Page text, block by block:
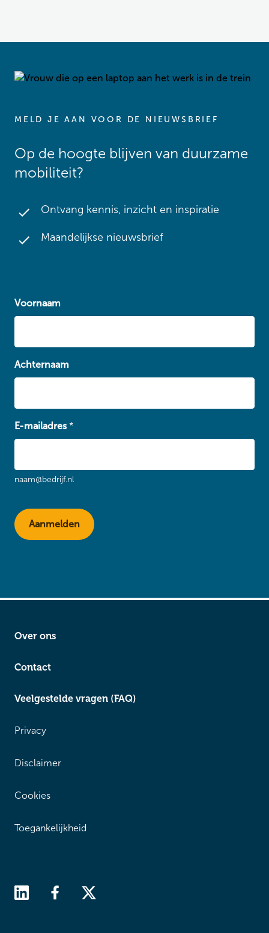
MELD JE AAN VOOR DE NIEUWSBRIEF
Op de hoogte blijven van duurzame
mobiliteit?
Ontvang kennis, inzicht en inspiratie
Maandelijkse nieuwsbrief
Voornaam
Achternaam
E-mailadres*
naam@bedrijf.nl
Over ons
Contact
Veelgestelde vragen (FAQ)
Privacy
Disclaimer
Cookies
Toegankelijkheid